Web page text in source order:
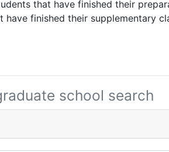
that have finished their
finished their supplementary
school search